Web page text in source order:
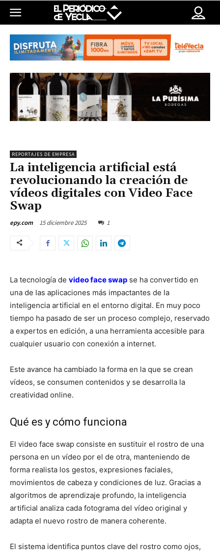
REPORTAJES DE EMPRESA
La inteligencia artificial está
revolucionando la creación de
vídeos digitales con Video Face
Swap
epy.com 15 diciembre 2025 1
La tecnología de video face swap se ha convertido en
una de las aplicaciones más impactantes de la
inteligencia artificial en el entorno digital. En muy poco
tiempo ha pasado de ser un proceso complejo, reservado
a expertos en edición, a una herramienta accesible para
cualquier usuario con conexión a internet.
Este avance ha cambiado la forma en la que se crean
vídeos, se consumen contenidos y se desarrolla la
creatividad online.
Qué es y cómo funciona
El video face swap consiste en sustituir el rostro de una
persona en un vídeo por el de otra, manteniendo de
forma realista los gestos, expresiones faciales,
movimientos de cabeza y condiciones de luz. Gracias a
algoritmos de aprendizaje profundo, la inteligencia
artificial analiza cada fotograma del vídeo original y
adapta el nuevo rostro de manera coherente.
El sistema identifica puntos clave del rostro como ojos,